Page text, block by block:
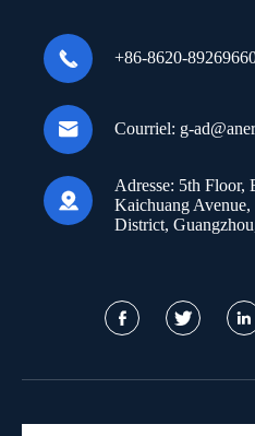
 +86-8620-
 Courriel: g-

Adresse: 5th Floor,
Kaichuang
District,
  